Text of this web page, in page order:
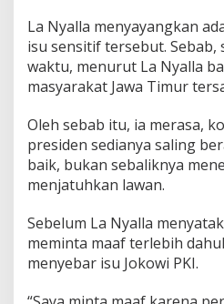
La Nyalla menyayangkan
isu sensitif tersebut.
waktu, menurut La Nyalla
masyarakat Jawa Timur
Oleh sebab itu, ia merasa,
presiden sedianya saling
baik, bukan sebaliknya
menjatuhkan lawan.
Sebelum La Nyalla
meminta maaf terlebih
menyebar isu Jokowi PKI.